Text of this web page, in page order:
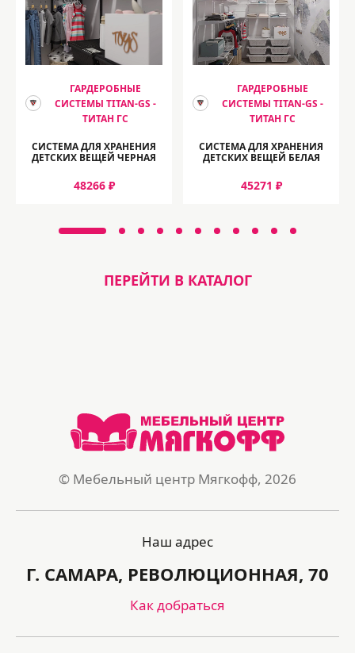
ГАРДЕРОБНЫЕ
СИСТЕМЫ TITAN-GS -
ТИТАН ГС
СИСТЕМА ДЛЯ ХРАНЕНИЯ
ДЕТСКИХ ВЕЩЕЙ ЧЕРНАЯ
48266 ₽
ГАРДЕРОБНЫЕ
СИСТЕМЫ TITAN-GS -
ТИТАН ГС
СИСТЕМА ДЛЯ ХРАНЕНИЯ
ДЕТСКИХ ВЕЩЕЙ БЕЛАЯ
45271 ₽
ПЕРЕЙТИ В КАТАЛОГ
© Мебельный центр Мягкофф, 2026
Наш адрес
Г. САМАРА, РЕВОЛЮЦИОННАЯ, 70
Как добраться